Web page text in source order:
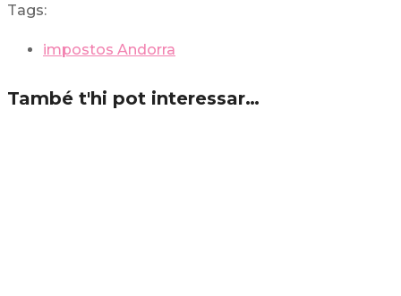
Tags:
impostos Andorra
També t'hi pot interessar…